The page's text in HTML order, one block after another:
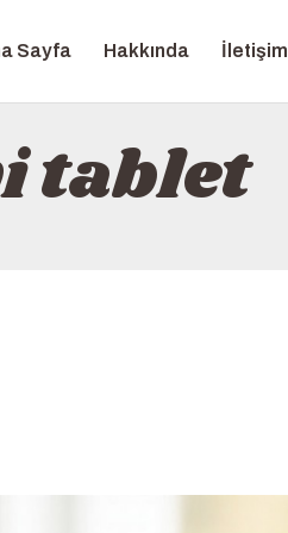
Sayfa Hakkında İletişim
tablet